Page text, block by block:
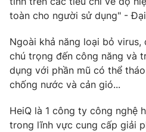
VTV Sức khoẻ
Thị trường 24h
VTV4
VTV9
toàn cho người sử dụng" -
Ngoài khả năng loại bỏ
chú trọng đến công năng và
dụng với phần mũ có thể
chống nước và cản gió...
HeiQ là 1 công ty công nghệ
trong lĩnh vực cung cấp giải